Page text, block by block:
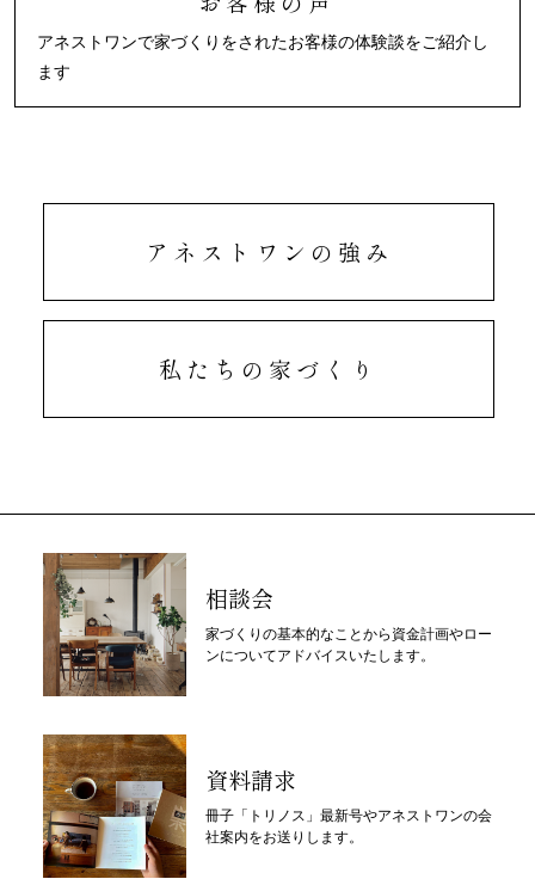
アネストワンで家づくりをされたお客様の体験談をご紹介し
ます
アネストワンの強み
私たちの家づくり
相談会
家づくりの基本的なことから資金計画やロー
ンについてアドバイスいたします。
資料請求
冊子「トリノス」最新号やアネストワンの会
社案内をお送りします。